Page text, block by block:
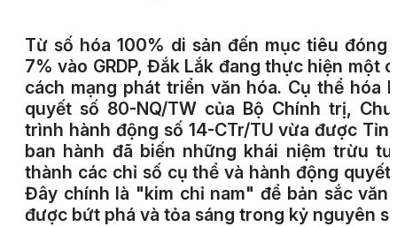
Từ số hóa 100% di sản đến mục tiêu đóng
7% vào GRDP, Đắk Lắk đang thực hiện một
cách mạng phát triển văn hóa. Cụ thể hóa
quyết số 80-NQ/TW của Bộ Chính trị,
trình hành động số 14-CTr/TU vừa được
ban hành đã biến những khái niệm trừu
thành các chỉ số cụ thể và hành động quyết
Đây chính là "kim chỉ nam" để bản sắc văn
được bứt phá và tỏa sáng trong kỷ nguyên